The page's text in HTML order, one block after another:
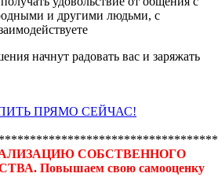
и другими людьми, с
начнут радовать вас и заряжать
ПРЯМО СЕЙЧАС!
СОБСТВЕННОГО
Повышаем свою самооценку